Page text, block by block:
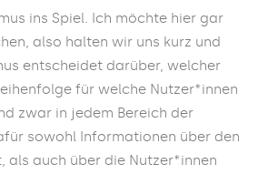
ins Spiel. Ich möchte hier gar
also halten wir uns kurz und
entscheidet darüber, welcher
für welche Nutzer*innen
zwar in jedem Bereich der
sowohl Informationen über den
als auch über die Nutzer*innen